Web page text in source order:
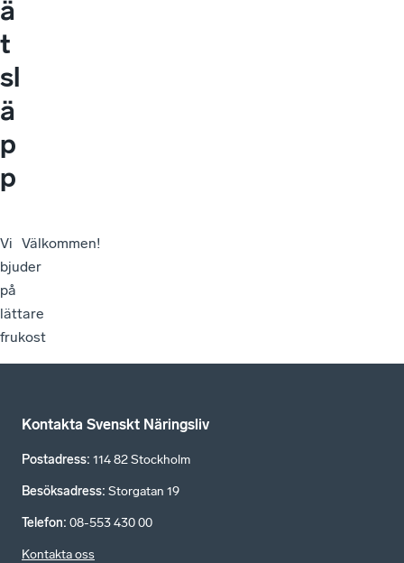
ä
t
sl
ä
p
p
Vi
bjuder
på
lättare
frukost
Välkommen!
Kontakta Svenskt Näringsliv
Postadress: 114 82 Stockholm
Besöksadress: Storgatan 19
Telefon: 08-553 430 00
Kontakta oss